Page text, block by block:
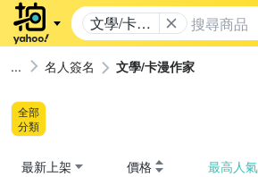
文學/卡漫
作家
名人簽名 文學/卡漫作家
全部
分類
最新上架 價格 最高人氣